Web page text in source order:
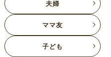
夫婦
ママ友
子ども